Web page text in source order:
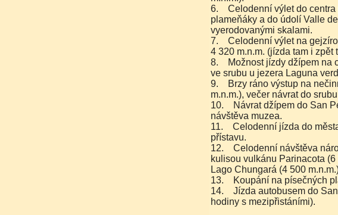
6. Celodenní výlet do centra
plameňáky a do údolí Valle
vyerodovanými skalami.
7. Celodenní výlet na
4 320 m.n.m. (jízda tam i zpět
8. Možnost jízdy džípem na
ve srubu u jezera Laguna
9. Brzy ráno výstup na
m.n.m.), večer návrat do
10. Návrat džípem do San
návštěva muzea.
11. Celodenní jízda do
přístavu.
12. Celodenní návštěva
kulisou vulkánu Parinacota
Lago Chungará (4 500
13. Koupání na písečných
14. Jízda autobusem do
hodiny s mezipřistáními).